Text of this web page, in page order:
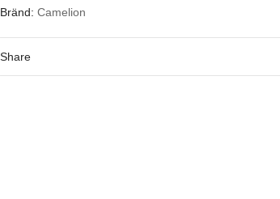
Bränd:Camelion
Share